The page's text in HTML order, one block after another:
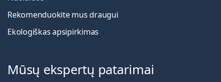
Rekomenduokite mus draugui
Ekologiškas apsipirkimas
Mūsų ekspertų patarimai